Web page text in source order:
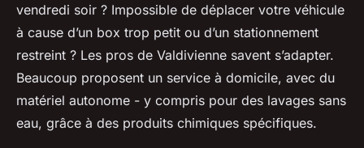
vendredi soir ? Impossible de déplacer votre véhicule
à cause d’un box trop petit ou d’un stationnement
restreint ? Les pros de Valdivienne savent s’adapter.
Beaucoup proposent un service à domicile, avec du
matériel autonome - y compris pour des lavages sans
eau, grâce à des produits chimiques spécifiques.